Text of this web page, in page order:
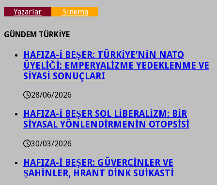
Yazarlar Sinema
GÜNDEM TÜRKİYE
HAFIZA-İ BEŞER: TÜRKİYE’NİN NATO
ÜYELİĞİ: EMPERYALİZME YEDEKLENME VE
SİYASİ SONUÇLARI
28/06/2026
HAFIZA-İ BEŞER SOL LİBERALİZM: BİR
SİYASAL YÖNLENDİRMENİN OTOPSİSİ
30/03/2026
HAFIZA-İ BEŞER: GÜVERCİNLER VE
ŞAHİNLER, HRANT DİNK SUİKASTİ